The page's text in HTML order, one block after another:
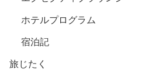
ホテルプログラム
宿泊記
旅じたく